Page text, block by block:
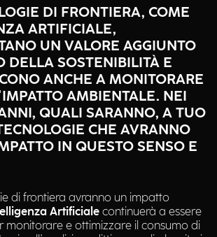
DI FRONTIERA, COME
ARTIFICIALE,
UN VALORE AGGIUNTO
DELLA SOSTENIBILITÀ E
ANCHE A MONITORARE
AMBIENTALE. NEI
QUALI SARANNO, A TUO
CHE AVRANNO
IN QUESTO SENSO E
di frontiera avranno un impatto
Artificiale continuerà a essere
monitorare e ottimizzare il consumo di